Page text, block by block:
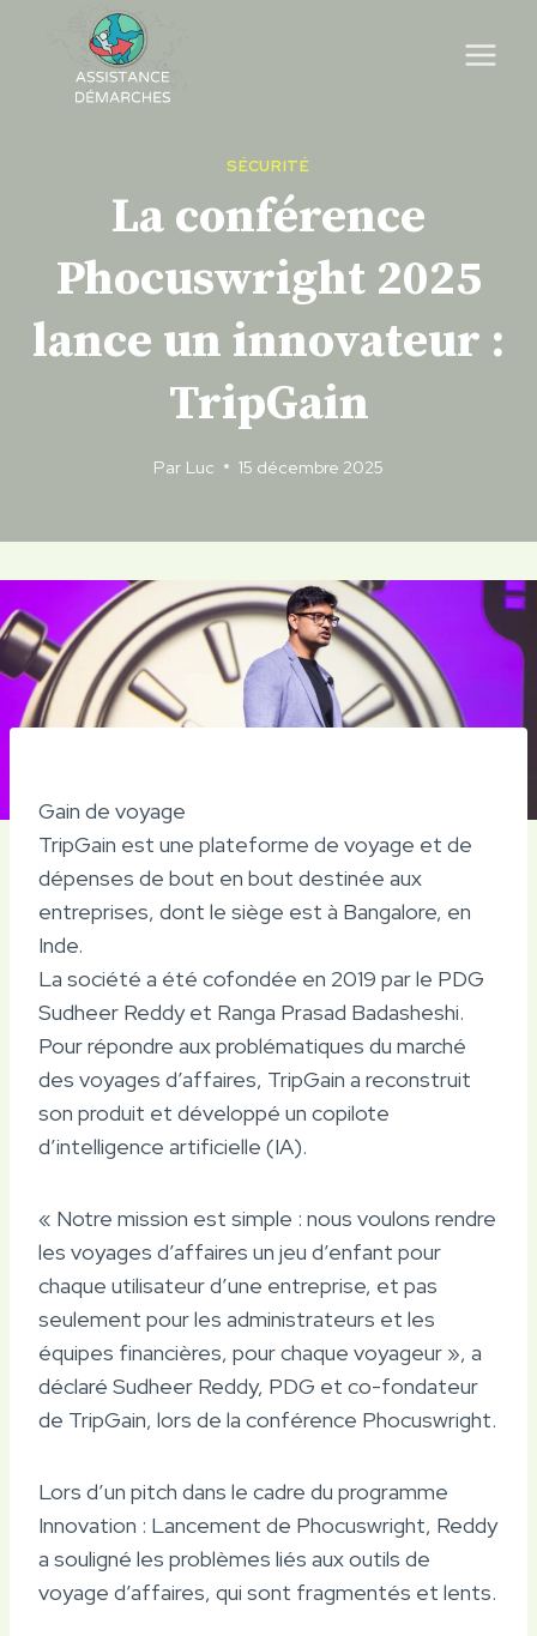
content
SÉCURITÉ
La conférence
Phocuswright 2025
lance un innovateur :
TripGain
Par Luc 15 décembre 2025
Gain de voyage
TripGain est une plateforme de voyage et de
dépenses de bout en bout destinée aux
entreprises, dont le siège est à Bangalore, en
Inde.
La société a été cofondée en 2019 par le PDG
Sudheer Reddy et Ranga Prasad Badasheshi.
Pour répondre aux problématiques du marché
des voyages d’affaires, TripGain a reconstruit
son produit et développé un copilote
d’intelligence artificielle (IA).
« Notre mission est simple : nous voulons rendre
les voyages d’affaires un jeu d’enfant pour
chaque utilisateur d’une entreprise, et pas
seulement pour les administrateurs et les
équipes financières, pour chaque voyageur », a
déclaré Sudheer Reddy, PDG et co-fondateur
de TripGain, lors de la conférence Phocuswright.
Lors d’un pitch dans le cadre du programme
Innovation : Lancement de Phocuswright, Reddy
a souligné les problèmes liés aux outils de
voyage d’affaires, qui sont fragmentés et lents.